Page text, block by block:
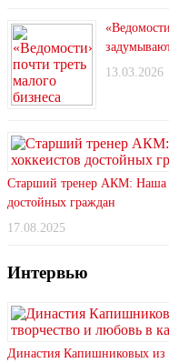
13.03.2026
Старший тренер АКМ: Наша
достойных граждан
17.08.2025
Интервью
Династия Капишниковых из